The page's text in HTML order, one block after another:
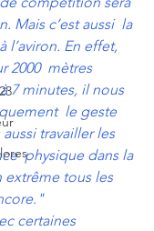
Mais c’est aussi  la
l’aviron. En effet,
2000  mètres
7 minutes, il nous
le geste
travailler les
physique dans la
extrême tous les
certaines